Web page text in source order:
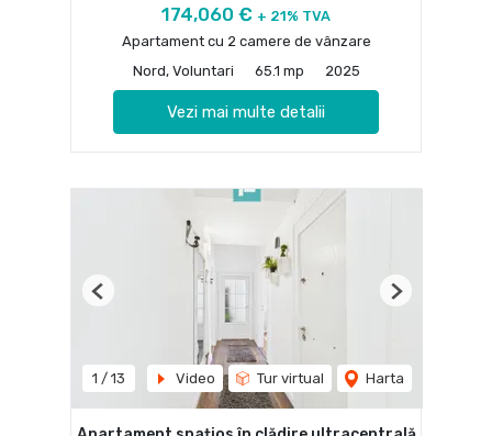
174,060 € + 21% TVA
Apartament cu 2 camere de vânzare
Nord, Voluntari
65.1 mp 2025
Vezi mai multe detalii
1 / 13 Video Tur virtual Harta
Previous Next